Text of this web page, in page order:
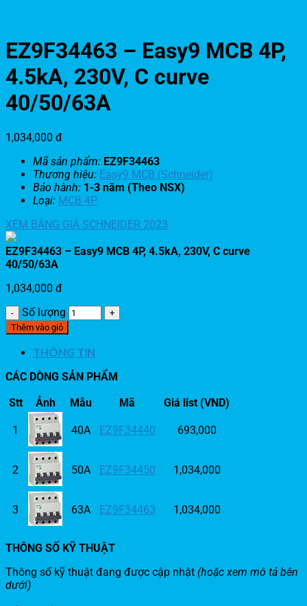
EZ9F34463 – Easy9 MCB 4P,
4.5kA, 230V, C curve
40/50/63A
1,034,000 đ
Mã sản phẩm: EZ9F34463
Thương hiệu: Easy9 MCB (Schneider)
Bảo hành: 1-3 năm (Theo NSX)
Loại: MCB 4P
XEM BẢNG GIÁ SCHNEIDER 2023
EZ9F34463 – Easy9 MCB 4P, 4.5kA, 230V, C curve
40/50/63A
1,034,000 đ
Số lượng
Thêm vào giỏ
THÔNG TIN
CÁC DÒNG SẢN PHẨM
Stt
Ảnh Mẫu Mã Giá list (VND)
1 40A EZ9F34440 693,000
2 50A EZ9F34450 1,034,000
3 63A EZ9F34463 1,034,000
THÔNG SỐ KỸ THUẬT
Thông số kỹ thuật đang được cập nhật (hoặc xem mô tả bên
dưới)